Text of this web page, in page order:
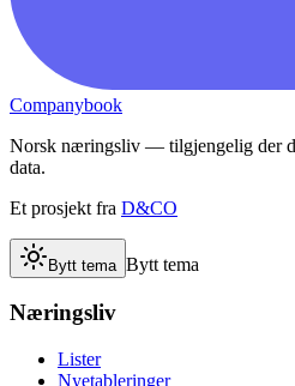
Companybook
Norsk næringsliv — tilgjengelig der
data.
Et prosjekt fra D&CO
Bytt tema Bytt tema
Næringsliv
Lister
Nyetableringer